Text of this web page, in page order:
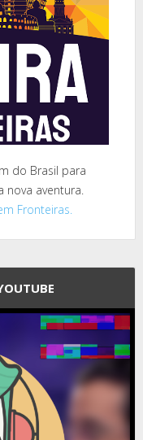
do Brasil para
nova aventura.
Fronteiras.